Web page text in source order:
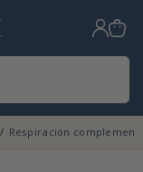
Respiración